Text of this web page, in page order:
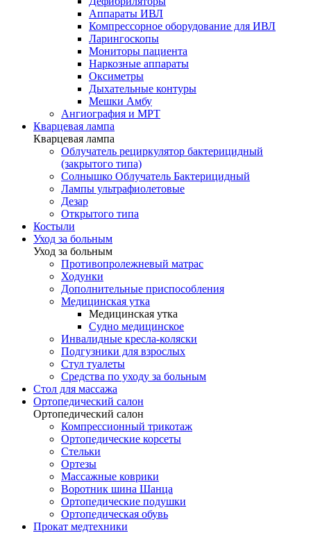
Аппараты ИВЛ
Компрессорное оборудование для ИВЛ
Ларингоскопы
Мониторы пациента
Наркозные аппараты
Оксиметры
Дыхательные контуры
Мешки Амбу
Ангиография и МРТ
Кварцевая лампа
Кварцевая лампа
Облучатель рециркулятор бактерицидный
(закрытого типа)
Солнышко Облучатель Бактерицидный
Лампы ультрафиолетовые
Дезар
Открытого типа
Костыли
Уход за больным
Уход за больным
Противопролежневый матрас
Ходунки
Дополнительные приспособления
Медицинская утка
Медицинская утка
Судно медицинское
Инвалидные кресла-коляски
Подгузники для взрослых
Стул туалеты
Средства по уходу за больным
Cтол для массажа
Ортопедический салон
Ортопедический салон
Компрессионный трикотаж
Ортопедические корсеты
Стельки
Ортезы
Массажные коврики
Воротник шина Шанца
Ортопедические подушки
Ортопедическая обувь
Прокат медтехники